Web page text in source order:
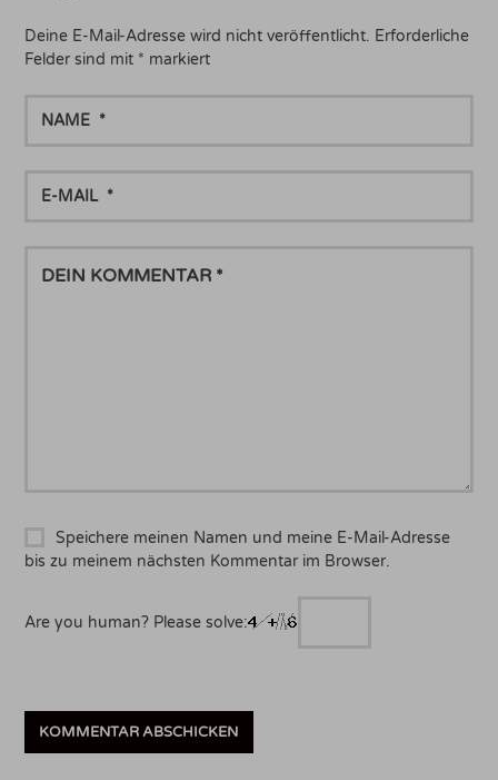
Deine E-Mail-Adresse wird nicht veröffentlicht. Erforderliche
Felder sind mit * markiert
MAIL
KOMMENTAR
Speichere meinen Namen und meine E-Mail-Adresse
bis zu meinem nächsten Kommentar im Browser.
Are you human? Please solve: